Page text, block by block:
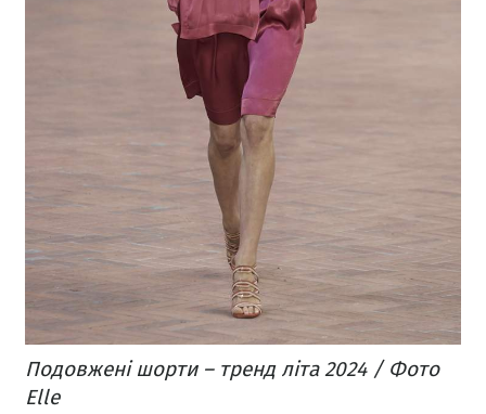
Подовжені шорти – тренд літа 2024 / Фото
Elle